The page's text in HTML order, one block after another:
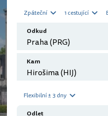
Zpáteční 1 cestující
Odkud
Kam
Flexibilní ± 3 dny
Odlet